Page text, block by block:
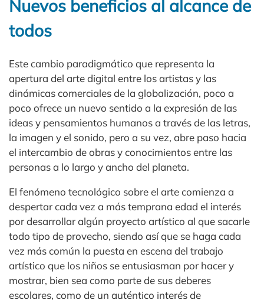
Nuevos beneficios al alcance de
todos
Este cambio paradigmático que representa la
apertura del arte digital entre los artistas y las
dinámicas comerciales de la globalización, poco a
poco ofrece un nuevo sentido a la expresión de las
ideas y pensamientos humanos a través de las letras,
la imagen y el sonido, pero a su vez, abre paso hacia
el intercambio de obras y conocimientos entre las
personas a lo largo y ancho del planeta.
El fenómeno tecnológico sobre el arte comienza a
despertar cada vez a más temprana edad el interés
por desarrollar algún proyecto artístico al que sacarle
todo tipo de provecho, siendo así que se haga cada
vez más común la puesta en escena del trabajo
artístico que los niños se entusiasman por hacer y
mostrar, bien sea como parte de sus deberes
escolares, como de un auténtico interés de